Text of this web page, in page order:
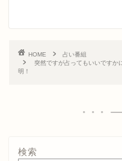
HOME
占い番組
突然ですが占ってもいいですか
明！
検索